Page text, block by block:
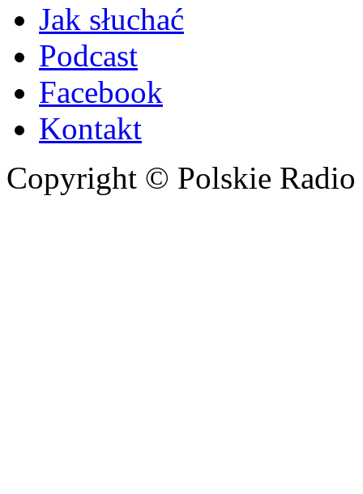
Jak słuchać
Podcast
Facebook
Kontakt
Copyright © Polskie